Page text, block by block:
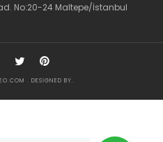
No:20-24 Maltepe/İstanbul
. DESIGNED BY.